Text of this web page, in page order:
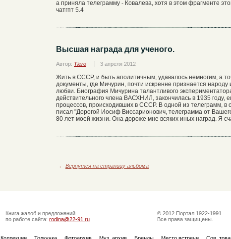
а приняла телеграмму - Ковалева, хотя в этом фрагменте
чатгпт 5.4
Высшая награда для ученого.
Автор: Tiero 3 апреля 2012
Жить в СССР, и быть аполитичным, удавалось немногим, а
документы, где Мичурин, почти искренне признается
любви. Биография Мичурина талантливого
действительного члена ВАСХНИЛ, закончилась в 1935
процессов, происходивших в СССР. В одной из телеграмм, в
писал "Дорогой Иосиф Виссарионович, телеграмма от
80 лет моей жизни. Она дороже мне всяких иных наград. Я
← Вернутся на страницу альбома
Книга жалоб и предложений
по работе сайта: rodina@22-91.ru
© 2012 Портал 1922-1991.
Все права защищены.